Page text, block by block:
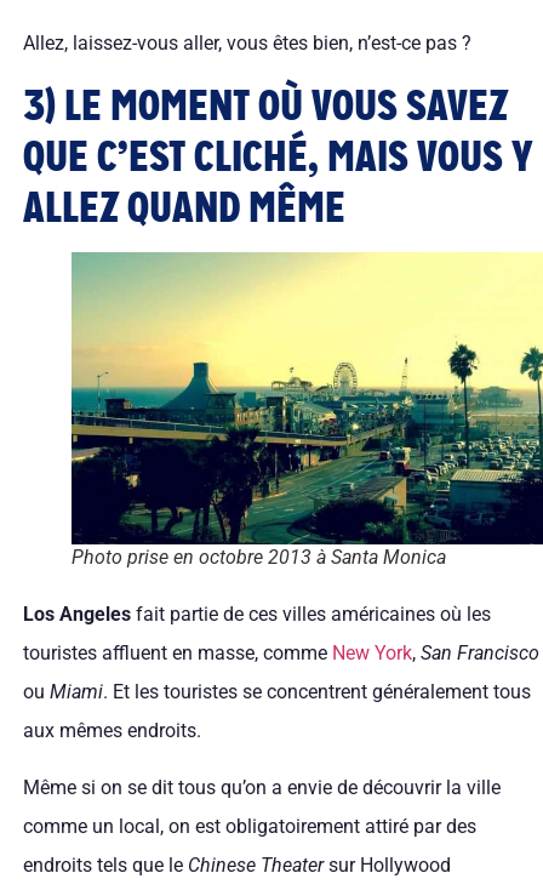
Allez, laissez-vous aller, vous êtes bien, n’est-ce pas ?
3) LE MOMENT OÙ VOUS SAVEZ
QUE C’EST CLICHÉ, MAIS VOUS Y
ALLEZ QUAND MÊME
Photo prise en octobre 2013 à Santa Monica
Los Angelesfait partie de ces villes américaines où les
touristes affluent en masse, comme New York, San Francisco
ou Miami. Et les touristes se concentrent généralement tous
aux mêmes endroits.
Même si on se dit tous qu’on a envie de découvrir la ville
comme un local, on est obligatoirement attiré par des
endroits tels que le Chinese Theatersur Hollywood